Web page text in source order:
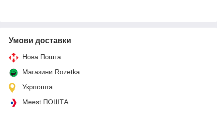
Умови доставки
Нова Пошта
Магазини Rozetka
Укрпошта
Meest ПОШТА